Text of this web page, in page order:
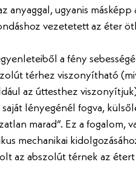
anyaggal, ugyanis
vezetetett az éter
a fény
térhez viszonyítható
az úttesthez
saját lényegénél fogva,
marad”. Ez a
mechanikai
az abszolút térnek az